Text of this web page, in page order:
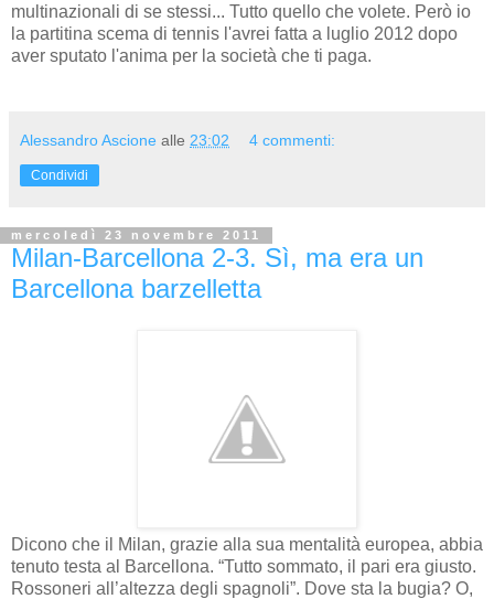
multinazionali di se stessi... Tutto quello che volete. Però io
la partitina scema di tennis l'avrei fatta a luglio 2012 dopo
aver sputato l'anima per la società che ti paga.
Alessandro Ascione alle 23:02 4 commenti:
Condividi
mercoledì 23 novembre 2011
Milan-Barcellona 2-3. Sì, ma era un
Barcellona barzelletta
Dicono che il Milan, grazie alla sua mentalità europea, abbia
tenuto testa al Barcellona. “Tutto sommato, il pari era giusto.
Rossoneri all’altezza degli spagnoli”. Dove sta la bugia? O,